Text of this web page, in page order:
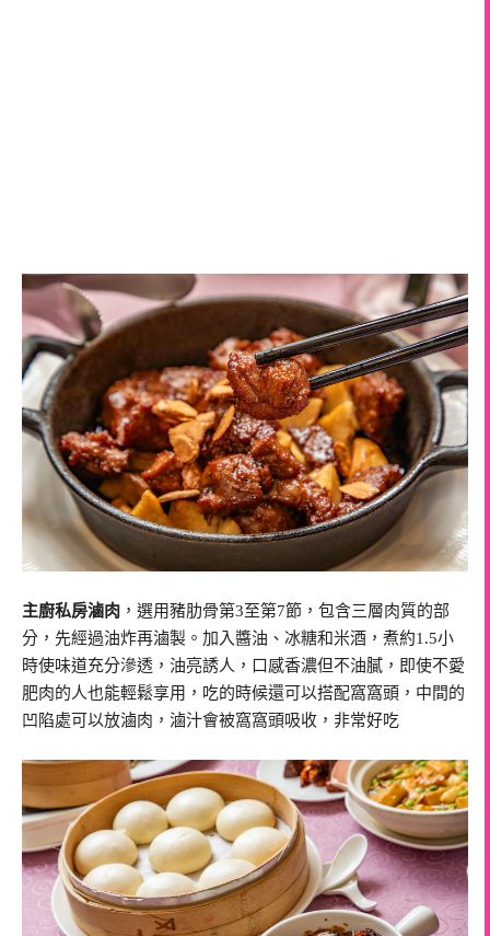
主廚私房滷肉 ，選用豬肋骨第3至第7節，包含三層肉質的部
分，先經過油炸再滷製。加入醬油、冰糖和米酒，煮約1.5小
時使味道充分滲透，油亮誘人，口感香濃但不油膩，即使不愛
肥肉的人也能輕鬆享用，吃的時候還可以搭配窩窩頭，中間的
凹陷處可以放滷肉，滷汁會被窩窩頭吸收，非常好吃